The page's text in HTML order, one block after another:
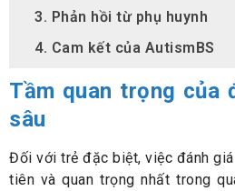
3. Phản hồi từ phụ huynh
4. Cam kết của AutismBS
Tầm quan trọng của
sâu
Đối với trẻ đặc biệt, việc đánh
tiên và quan trọng nhất trong